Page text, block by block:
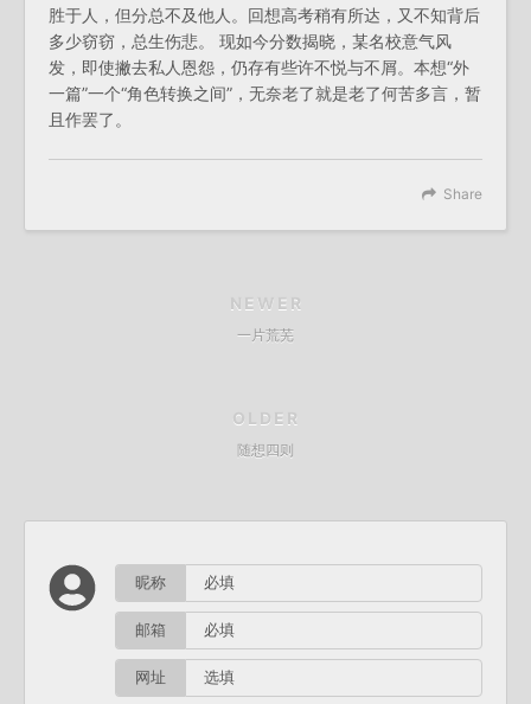
胜于人，但分总不及他人。回想高考稍有所达，又不知背后
多少窃窃，总生伤悲。 现如今分数揭晓，某名校意气风
发，即使撇去私人恩怨，仍存有些许不悦与不屑。本想“外
一篇”一个“角色转换之间”，无奈老了就是老了何苦多言，暂
且作罢了。
Share
NEWER
一片荒芜
OLDER
随想四则
昵称
邮箱
网址